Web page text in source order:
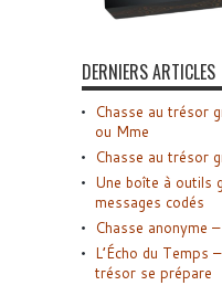
DERNIERS ARTICLES
Chasse au trésor
ou Mme
Chasse au trésor
Une boîte à outils
messages codés
Chasse anonyme
L’Écho du Temps
trésor se prépare